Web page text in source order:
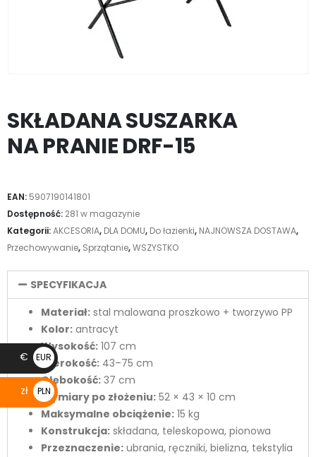
SKŁADANA SUSZARKA
NA PRANIE DRF-15
EAN: 5907190141801
Dostępność: 281 w magazynie
Kategorii:AKCESORIA, DLA DOMU, Do łazienki, NAJNOWSZA DOSTAWA,
Przechowywanie, Sprzątanie,WSZYSTKO
SPECYFIKACJA
Materiał: stal malowana proszkowo + tworzywo PP
Kolor: antracyt
Wysokość: 107 cm
Szerokość: 43–75 cm
Głębokość: 37 cm
Wymiary po złożeniu: 52 × 43 × 10 cm
Maksymalne obciążenie: 15 kg
Konstrukcja: składana, teleskopowa, pionowa
Przeznaczenie: ubrania, ręczniki, bielizna, tekstylia
€
EUR
€
zł
PLN
zł